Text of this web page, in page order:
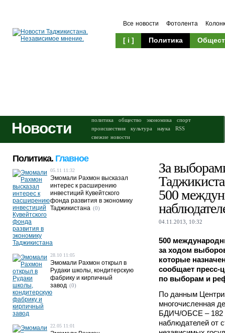
Все новости Фотолента
[ i ] Политика
Новости политика общество экономика
спорт
происшествия
культура наука
RSS
свежие новости
За
500
04.11.2013, 10:32
500
за ходом
которые
сообщает пресс-
по выборам и
По данным
многочисленная
БДИЧ/ОБСЕ – 182
наблюдателей от
Политика. Главное
05.11 11:32
Эмомали Рахмон высказал
интерес к расширению
инвестиций Кувейтского
фонда развития в экономику
Таджикистана (0)
28.10 11:05
Эмомали Рахмон открыл в
Рудаки школы, кондитерскую
фабрику и кирпичный
завод (0)
22.05 11:01